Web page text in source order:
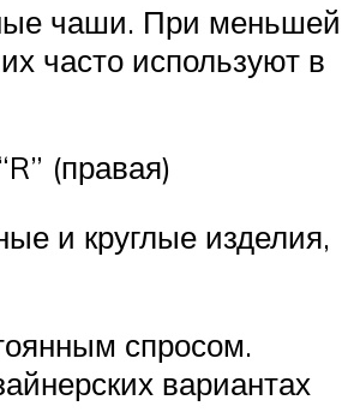
чаши. При меньшей
часто используют в
(правая)
и круглые изделия,
спросом.
вариантах